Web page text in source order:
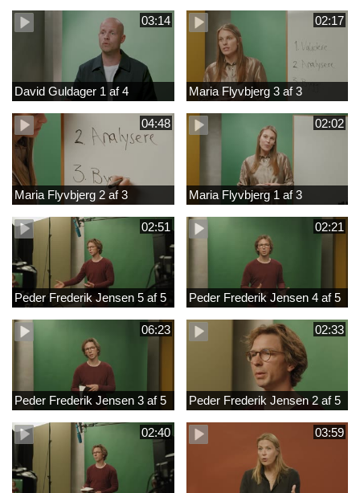
03:14
David Guldager 1 af 4
02:17
Maria Flyvbjerg 3 af 3
04:48
Maria Flyvbjerg 2 af 3
02:02
Maria Flyvbjerg 1 af 3
02:51
Peder Frederik Jensen 5 af 5
02:21
Peder Frederik Jensen 4 af 5
06:23
Peder Frederik Jensen 3 af 5
02:33
Peder Frederik Jensen 2 af 5
02:40 03:59